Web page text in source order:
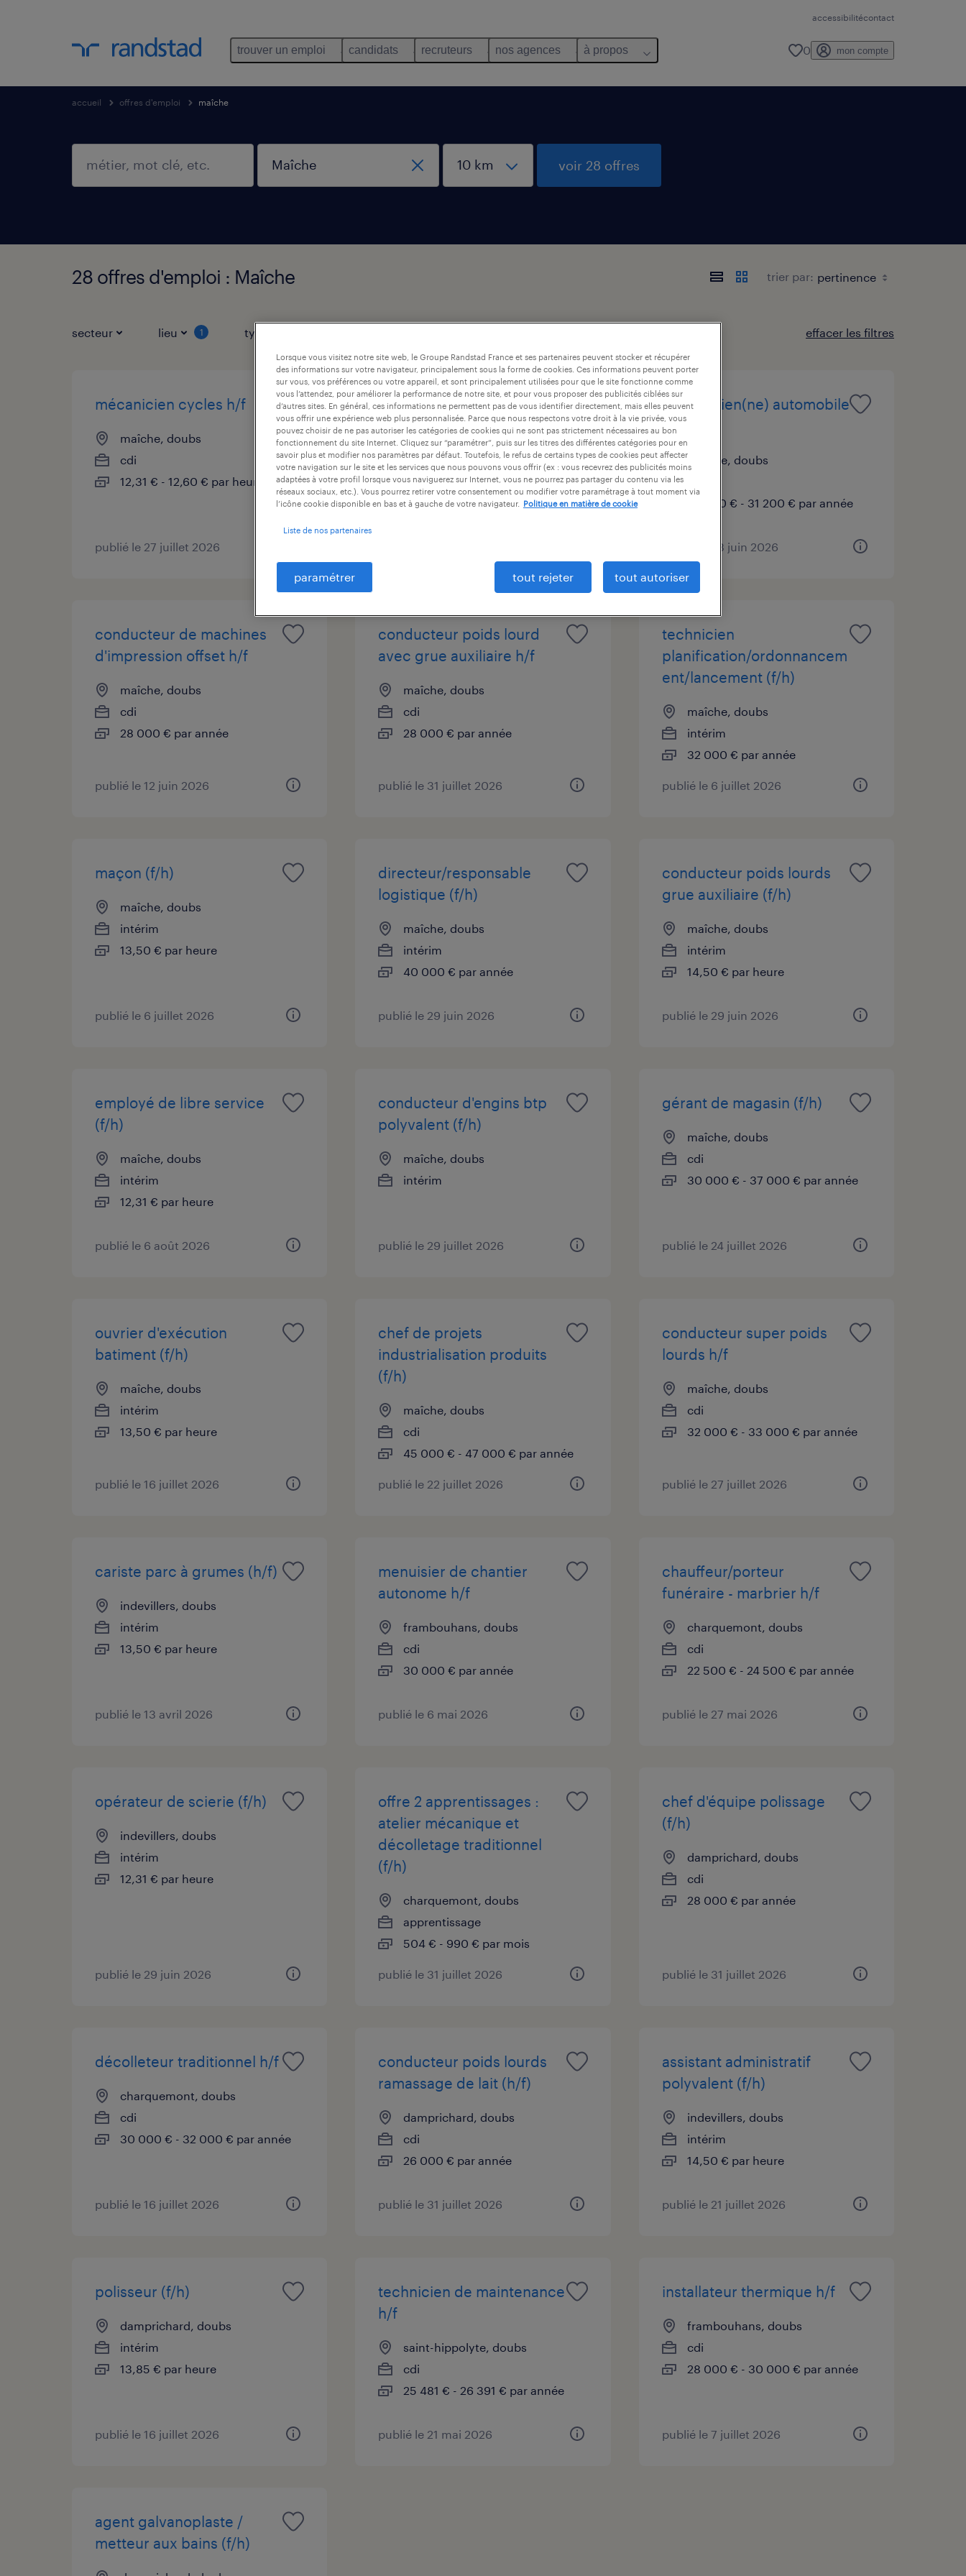
accessibilitécontact
trouver un emploi candidats recruteurs nos agences à propos 0 mon compte
accueil offres d'emploi maîche
voir 28 offres
28 offres d'emploi : Maîche trier par:
secteur lieu 1 type de contrat effacer les filtres
mécanicien cycles h/f
maîche, doubs
cdi
12,31 € - 12,60 € par heure
publié le 27 juillet 2026
opérateur polyvalent -
soudeur (f/h)
maîche, doubs
intérim
12,31 € par heure
mécanicien(ne) automobile
(h/f)
maîche, doubs
28 400 € - 31 200 € par année
publié le 23 juin 2026
conducteur de machines
d'impression offset h/f
maîche, doubs
cdi
28 000 € par année
publié le 12 juin 2026
conducteur poids lourd
avec grue auxiliaire h/f
maîche, doubs
cdi
28 000 € par année
publié le 31 juillet 2026
technicien
planification/ordonnancem
ent/lancement (f/h)
maîche, doubs
intérim
32 000 € par année
publié le 6 juillet 2026
maçon (f/h)
maîche, doubs
intérim
13,50 € par heure
publié le 6 juillet 2026
directeur/responsable
logistique (f/h)
maîche, doubs
intérim
40 000 € par année
publié le 29 juin 2026
conducteur poids lourds
grue auxiliaire (f/h)
maîche, doubs
intérim
14,50 € par heure
publié le 29 juin 2026
employé de libre service
(f/h)
maîche, doubs
intérim
12,31 € par heure
publié le 6 août 2026
conducteur d'engins btp
polyvalent (f/h)
maîche, doubs
intérim
publié le 29 juillet 2026
gérant de magasin (f/h)
maîche, doubs
cdi
30 000 € - 37 000 € par année
publié le 24 juillet 2026
ouvrier d'exécution
batiment (f/h)
maîche, doubs
intérim
13,50 € par heure
publié le 16 juillet 2026
chef de projets
industrialisation produits
(f/h)
maîche, doubs
cdi
45 000 € - 47 000 € par année
publié le 22 juillet 2026
conducteur super poids
lourds h/f
maîche, doubs
cdi
32 000 € - 33 000 € par année
publié le 27 juillet 2026
cariste parc à grumes (h/f)
indevillers, doubs
intérim
13,50 € par heure
publié le 13 avril 2026
menuisier de chantier
autonome h/f
frambouhans, doubs
cdi
30 000 € par année
publié le 6 mai 2026
chauffeur/porteur
funéraire - marbrier h/f
charquemont, doubs
cdi
22 500 € - 24 500 € par année
publié le 27 mai 2026
opérateur de scierie (f/h)
indevillers, doubs
intérim
12,31 € par heure
publié le 29 juin 2026
offre 2 apprentissages :
atelier mécanique et
décolletage traditionnel
(f/h)
charquemont, doubs
apprentissage
504 € - 990 € par mois
publié le 31 juillet 2026
chef d'équipe polissage
(f/h)
damprichard, doubs
cdi
28 000 € par année
publié le 31 juillet 2026
décolleteur traditionnel h/f
charquemont, doubs
cdi
30 000 € - 32 000 € par année
publié le 16 juillet 2026
conducteur poids lourds
ramassage de lait (h/f)
damprichard, doubs
cdi
26 000 € par année
publié le 31 juillet 2026
assistant administratif
polyvalent (f/h)
indevillers, doubs
intérim
14,50 € par heure
publié le 21 juillet 2026
polisseur (f/h)
damprichard, doubs
intérim
13,85 € par heure
publié le 16 juillet 2026
technicien de maintenance
h/f
saint-hippolyte, doubs
cdi
25 481 € - 26 391 € par année
publié le 21 mai 2026
installateur thermique h/f
frambouhans, doubs
cdi
28 000 € - 30 000 € par année
publié le 7 juillet 2026
agent galvanoplaste /
metteur aux bains (f/h)
Lorsque vous visitez notre site web, le Groupe Randstad France et ses partenaires peuvent stocker et récupérer
des informations sur votre navigateur, principalement sous la forme de cookies. Ces informations peuvent porter
sur vous, vos préférences ou votre appareil, et sont principalement utilisées pour que le site fonctionne comme
vous l’attendez, pour améliorer la performance de notre site, et pour vous proposer des publicités ciblées sur
d’autres sites. En général, ces informations ne permettent pas de vous identifier directement, mais elles peuvent
vous offrir une expérience web plus personnalisée. Parce que nous respectons votre droit à la vie privée, vous
pouvez choisir de ne pas autoriser les catégories de cookies qui ne sont pas strictement nécessaires au bon
fonctionnement du site Internet. Cliquez sur “paramétrer”, puis sur les titres des différentes catégories pour en
savoir plus et modifier nos paramètres par défaut. Toutefois, le refus de certains types de cookies peut affecter
votre navigation sur le site et les services que nous pouvons vous offrir (ex : vous recevrez des publicités moins
adaptées à votre profil lorsque vous naviguerez sur Internet, vous ne pourrez pas partager du contenu via les
réseaux sociaux, etc.). Vous pourrez retirer votre consentement ou modifier votre paramétrage à tout moment via
l’icône cookie disponible en bas et à gauche de votre navigateur.
Politique en matière de cookie
Liste de nos partenaires
paramétrer tout rejeter tout autoriser